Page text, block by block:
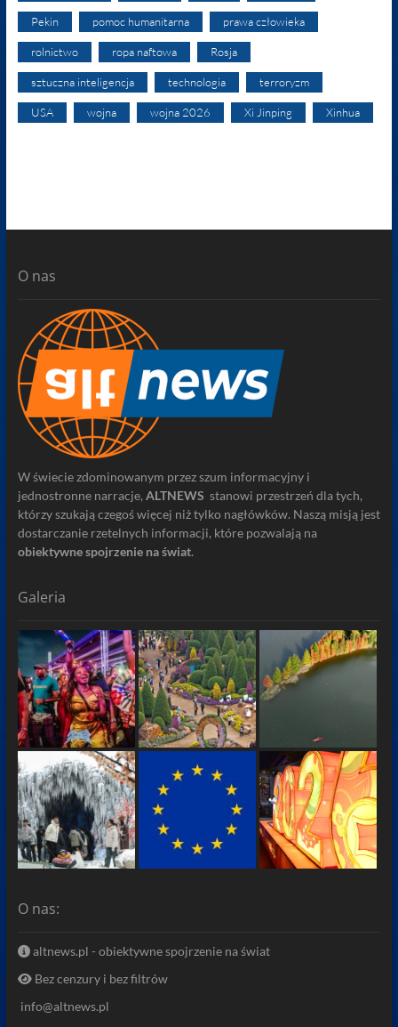
Pekin pomoc humanitarna prawa człowieka
rolnictwo ropa naftowa Rosja
sztuczna inteligencja technologia terroryzm
USA wojna wojna 2026 Xi Jinping Xinhua
O nas
W świecie zdominowanym przez szum informacyjny i
jednostronne narracje, ALTNEWS stanowi przestrzeń dla tych,
którzy szukają czegoś więcej niż tylko nagłówków. Naszą misją jest
dostarczanie rzetelnych informacji, które pozwalają na
obiektywne spojrzenie na świat.
Galeria
O nas:
altnews.pl - obiektywne spojrzenie na świat
Bez cenzury i bez filtrów
info@altnews.pl